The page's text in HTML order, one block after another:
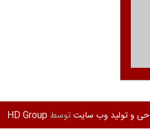
و تولید وب سایتتوسط HD Group